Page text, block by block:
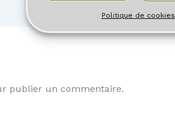
Politique de cookies
publier un commentaire.